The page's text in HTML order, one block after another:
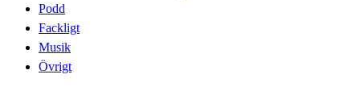
Podd
Fackligt
Musik
Övrigt